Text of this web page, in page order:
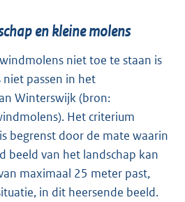
en kleine molens
niet toe te staan is
passen in het
Winterswijk (bron:
Het criterium
begrenst door de mate waarin
beeld van het landschap kan
maximaal 25 meter past,
in dit heersende beeld.